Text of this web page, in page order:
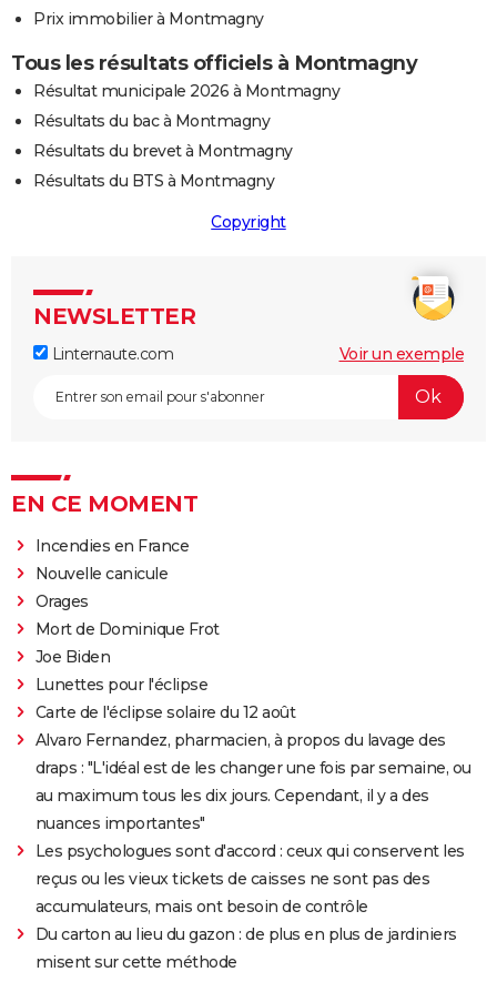
Prix immobilier à Montmagny
Tous les résultats officiels à Montmagny
Résultat municipale 2026 à Montmagny
Résultats du bac à Montmagny
Résultats du brevet à Montmagny
Résultats du BTS à Montmagny
Copyright
NEWSLETTER
Linternaute.com Voir un exemple
EN CE MOMENT
Incendies en France
Nouvelle canicule
Orages
Mort de Dominique Frot
Joe Biden
Lunettes pour l'éclipse
Carte de l'éclipse solaire du 12 août
Alvaro Fernandez, pharmacien, à propos du lavage des
draps : "L'idéal est de les changer une fois par semaine, ou
au maximum tous les dix jours. Cependant, il y a des
nuances importantes"
Les psychologues sont d'accord : ceux qui conservent les
reçus ou les vieux tickets de caisses ne sont pas des
accumulateurs, mais ont besoin de contrôle
Du carton au lieu du gazon : de plus en plus de jardiniers
misent sur cette méthode